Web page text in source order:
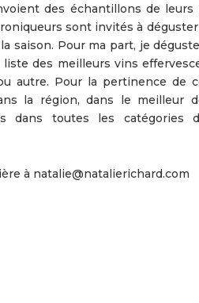
des échantillons de
sont invités à
saison. Pour ma part, je
des meilleurs vins
autre. Pour la pertinence de
la région, dans le meilleur
dans toutes les
à natalie@natalierichard.com